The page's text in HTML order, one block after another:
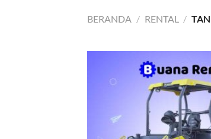
BERANDA / RENTAL /